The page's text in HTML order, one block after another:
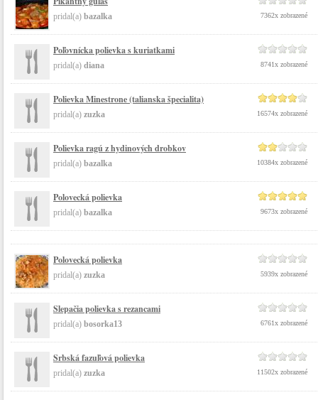
pridal(a) bazalka 7362x zobrazené
Poľovnícka polievka s kuriatkami
pridal(a) diana 8741x zobrazené
Polievka Minestrone (talianska špecialita)
pridal(a) zuzka 16574x zobrazené
Polievka ragú z hydinových drobkov
pridal(a) bazalka 10384x zobrazené
Polovecká polievka
pridal(a) bazalka 9673x zobrazené
Polovecká polievka
pridal(a) zuzka 5939x zobrazené
Slepačia polievka s rezancami
pridal(a) bosorka13 6761x zobrazené
Srbská fazuľová polievka
pridal(a) zuzka 11502x zobrazené